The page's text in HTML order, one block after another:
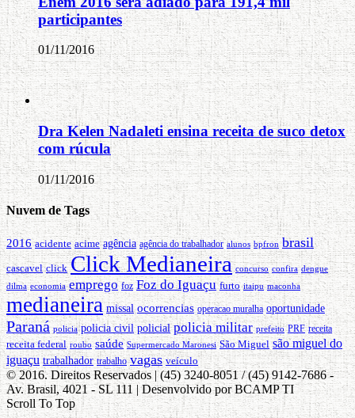
participantes
01/11/2016
Dra Kelen Nadaleti ensina receita de suco detox
com rúcula
01/11/2016
Nuvem de Tags
2016 acidente acime agência agência do trabalhador alunos bpfron brasil
cascavel click Click Medianeira concurso confira dengue
dilma economia emprego foz Foz do Iguaçu furto itaipu maconha
medianeira missal ocorrencias operacao muralha oportunidade
Paraná policia policia civil policial policia militar prefeito PRF receita
receita federal roubo saúde Supermercado Maronesi São Miguel são miguel do
iguaçu trabalhador trabalho vagas veículo
© 2016. Direitos Reservados | (45) 3240-8051 / (45) 9142-7686 -
Av. Brasil, 4021 - SL 111 | Desenvolvido por BCAMP TI
Scroll To Top